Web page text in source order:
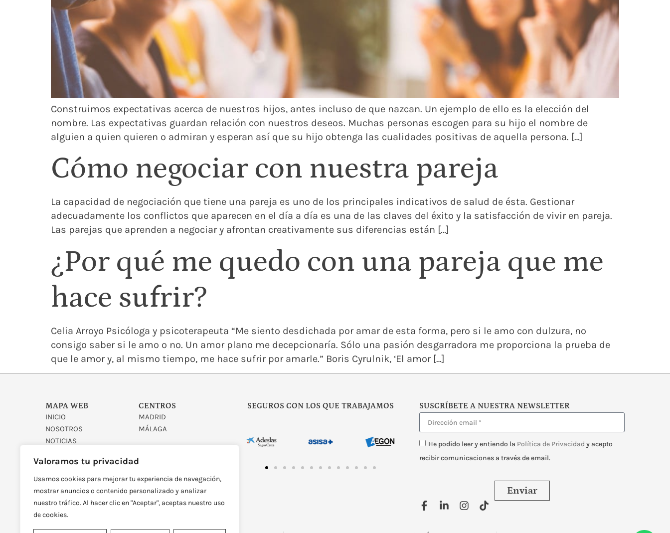
Valoramos tu privacidad
Usamos cookies para mejorar tu experiencia de navegación,
mostrar anuncios o contenido personalizado y analizar
nuestro tráfico. Al hacer clic en "Aceptar", aceptas nuestro uso
de cookies.
Construimos expectativas acerca de nuestros hijos, antes incluso de que nazcan. Un ejemplo de ello es la elección del
nombre. Las expectativas guardan relación con nuestros deseos. Muchas personas escogen para su hijo el nombre de
alguien a quien quieren o admiran y esperan así que su hijo obtenga las cualidades positivas de aquella persona. […]
Cómo negociar con nuestra pareja
La capacidad de negociación que tiene una pareja es uno de los principales indicativos de salud de ésta. Gestionar
adecuadamente los conflictos que aparecen en el día a día es una de las claves del éxito y la satisfacción de vivir en pareja.
Las parejas que aprenden a negociar y afrontan creativamente sus diferencias están […]
¿Por qué me quedo con una pareja que me
hace sufrir?
Celia Arroyo Psicóloga y psicoterapeuta “Me siento desdichada por amar de esta forma, pero si le amo con dulzura, no
consigo saber si le amo o no. Un amor plano me decepcionaría. Sólo una pasión desgarradora me proporciona la prueba de
que le amor y, al mismo tiempo, me hace sufrir por amarle.” Boris Cyrulnik, ‘El amor […]
MAPA WEB
INICIO
NOSOTROS
NOTICIAS
CENTROS
MADRID
MÁLAGA
SEGUROS CON LOS QUE TRABAJAMOS SUSCRÍBETE A NUESTRA NEWSLETTER
He podido leer y entiendo la Política de Privacidad y acepto
recibir comunicaciones a través de email.
Enviar